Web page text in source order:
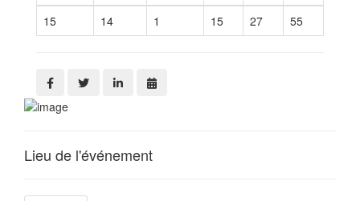
15
14 1 15 27 55
Lieu de l'événement